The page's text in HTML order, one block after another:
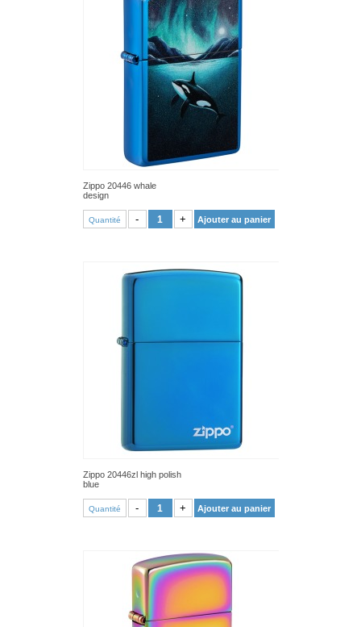
Zippo 20446 whale
design
Quantité - + Ajouter au panier
Zippo 20446zl high polish
blue
Quantité - + Ajouter au panier